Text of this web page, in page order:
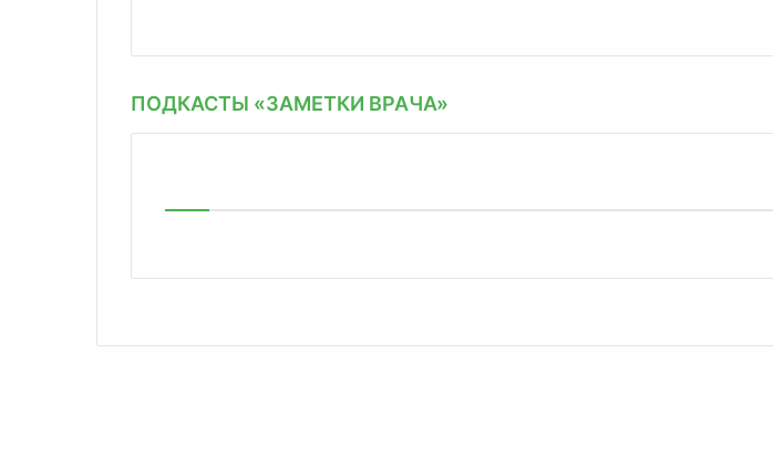
ПОДКАСТЫ «ЗАМЕТКИ ВРАЧА»